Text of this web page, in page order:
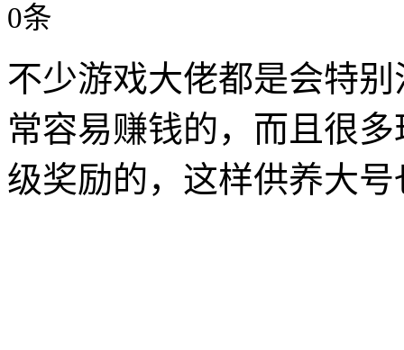
0条
不少游戏大佬都是会特
常容易赚钱的，而且很
级奖励的，这样供养大